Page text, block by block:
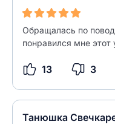
Обращалась по
понравился мне этот
13 3
Танюшка